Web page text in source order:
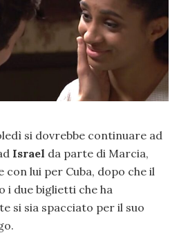
si dovrebbe continuare ad
Israel da parte di Marcia,
lui per Cuba, dopo che il
i due biglietti che ha
si sia spacciato per il suo